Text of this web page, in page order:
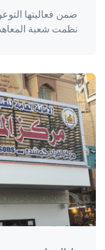
ضمن فعاليتها
نظمت شعبة المعاهد
واحة المرأة
منذ 5 أيام